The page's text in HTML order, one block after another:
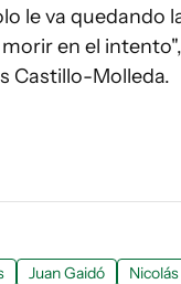
le va quedando
en el
Castillo-Molleda.
Juan Gaidó